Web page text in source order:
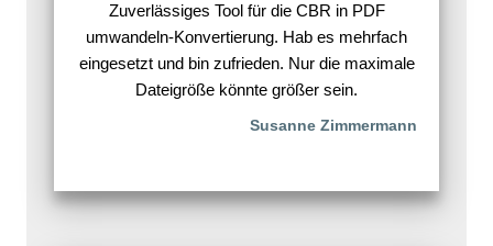
Zuverlässiges Tool für die CBR in PDF
umwandeln-Konvertierung. Hab es mehrfach
eingesetzt und bin zufrieden. Nur die maximale
Dateigröße könnte größer sein.
Susanne Zimmermann